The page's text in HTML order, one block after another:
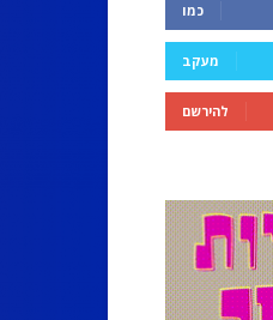
כמו
מעקב
להירשם